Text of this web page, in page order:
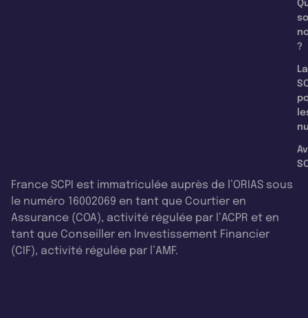
?
La
France SCPI est immatriculée auprès de l’ORIAS sous
le numéro 16002069 en tant que Courtier en
Assurance (COA), activité régulée par l’ACPR et en
tant que Conseiller en Investissement Financier
(CIF), activité régulée par l’AMF.